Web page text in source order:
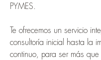
PYMES.
Te ofrecemos un servicio
consultoría inicial hasta la
continuo, para ser más